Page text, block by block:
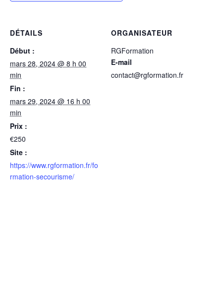
DÉTAILS
Début :
mars 28, 2024 @ 8 h 00
min
Fin :
mars 29, 2024 @ 16 h 00
min
Prix :
€250
Site :
https://www.rgformation.fr/fo
rmation-secourisme/
ORGANISATEUR
RGFormation
E-mail
contact@rgformation.fr